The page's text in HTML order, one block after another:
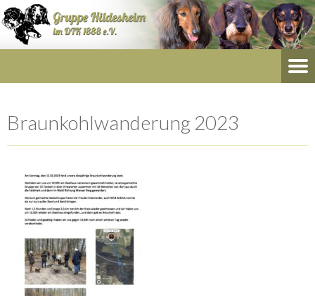
Braunkohlwanderung 2023